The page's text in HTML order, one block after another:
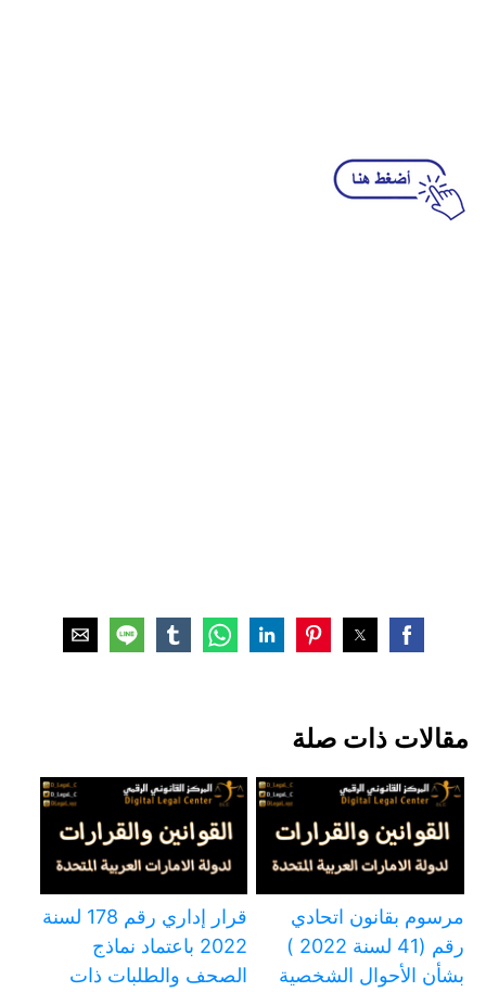
مقالات ذات صلة
مرسوم بقانون اتحادي
رقم (41 لسنة 2022 )
بشأن الأحوال الشخصية
قرار إداري رقم 178 لسنة
2022 باعتماد نماذج
الصحف والطلبات ذات